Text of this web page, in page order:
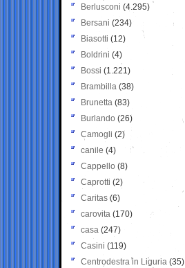
Berlusconi (4.295)
Bersani (234)
Biasotti (12)
Boldrini (4)
Bossi (1.221)
Brambilla (38)
Brunetta (83)
Burlando (26)
Camogli (2)
canile (4)
Cappello (8)
Caprotti (2)
Caritas (6)
carovita (170)
casa (247)
Casini (119)
Centrodestra in Liguria (35)